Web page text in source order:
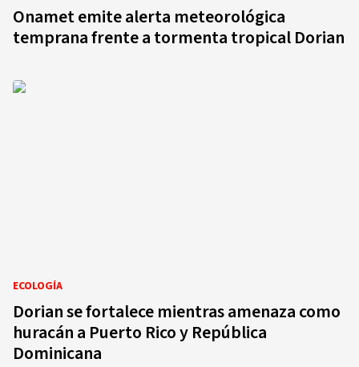
Onamet emite alerta meteorológica
temprana frente a tormenta tropical Dorian
ECOLOGÍA
Dorian se fortalece mientras amenaza como
huracán a Puerto Rico y República
Dominicana